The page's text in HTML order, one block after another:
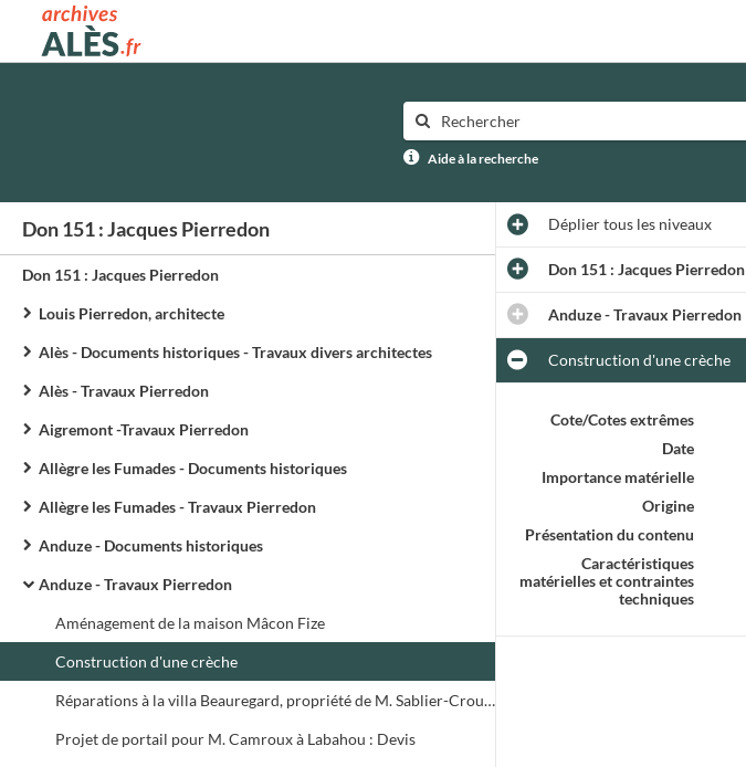
Archives municipales d'Alès
Aide à la recherche
Don 151 : Jacques Pierredon
Don 151 : Jacques Pierredon
Louis Pierredon, architecte
Alès - Documents historiques - Travaux divers architectes
Alès - Travaux Pierredon
Aigremont -Travaux Pierredon
Allègre les Fumades - Documents historiques
Allègre les Fumades - Travaux Pierredon
Anduze - Documents historiques
Anduze - Travaux Pierredon
Aménagement de la maison Mâcon Fize
Construction d'une crèche
Réparations à la villa Beauregard, propriété de M. Sablier-Crouzet, négociant à Montpellier
Projet de portail pour M. Camroux à Labahou : Devis
Dépliertous les niveaux
Don 151 : Jacques Pierredon
Anduze - Travaux Pierredon
Construction d'une crèche
Cote/Cotes extrêmes
Date
Importance matérielle
Origine
Présentation du contenu
Caractéristiques
matérielles et contraintes
techniques